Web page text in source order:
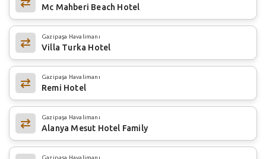
Mc Mahberi Beach Hotel
Gazipaşa Havalimanı
Villa Turka Hotel
Gazipaşa Havalimanı
Remi Hotel
Gazipaşa Havalimanı
Alanya Mesut Hotel Family
Gazipaşa Havalimanı